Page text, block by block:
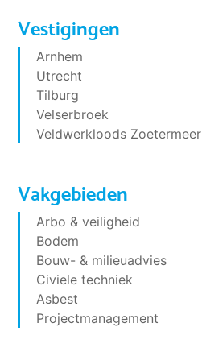
Vestigingen
Arnhem
Utrecht
Tilburg
Velserbroek
Veldwerkloods Zoetermeer
Vakgebieden
Arbo & veiligheid
Bodem
Bouw- & milieuadvies
Civiele techniek
Asbest
Projectmanagement